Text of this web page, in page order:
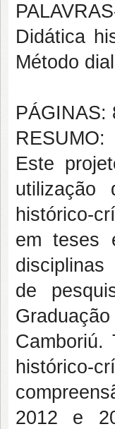
Didática
Método
PÁGINAS:
RESUMO:
Este
utilização
histórico-
em teses
de
Camboriú.
histórico-
2012 e